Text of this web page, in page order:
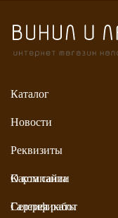
Каталог
Новости
Реквизиты
Карта сайта
Галерея работ
О компании
Сертификаты